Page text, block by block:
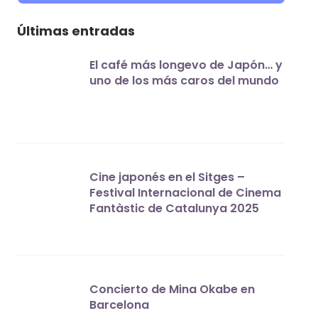
Últimas entradas
El café más longevo de Japón… y
uno de los más caros del mundo
Cine japonés en el Sitges –
Festival Internacional de Cinema
Fantàstic de Catalunya 2025
Concierto de Mina Okabe en
Barcelona